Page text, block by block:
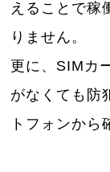
えることで稼
りません。
更に、SIMカ
がなくても防
トフォンから